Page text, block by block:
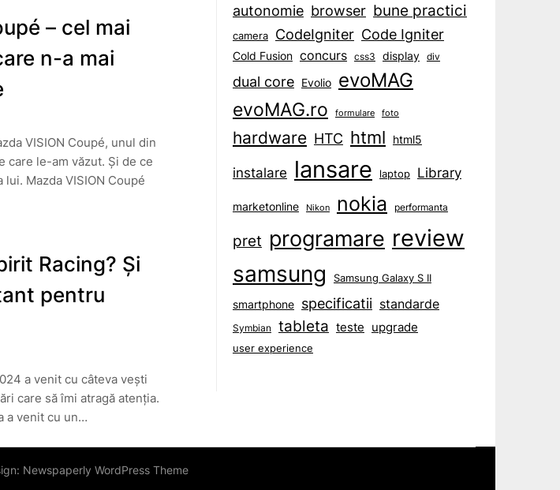
– cel mai
n-a mai
VISION Coupé, unul din
care le-am văzut. Și de ce
Mazda VISION Coupé
Racing? Și
pentru
a venit cu câteva vești
care să îmi atragă atenția.
a venit cu un…
autonomie browser bune practici
camera CodeIgniter Code Igniter
Cold Fusion concurs css3 display div
dual core Evolio evoMAG
evoMAG.ro formulare foto
hardware HTC html html5
instalare lansare laptop Library
marketonline Nikon nokia performanta
pret programare review
samsung Samsung Galaxy S II
smartphone specificatii standarde
Symbian tableta teste upgrade
user experience
Newspaperly WordPress Theme